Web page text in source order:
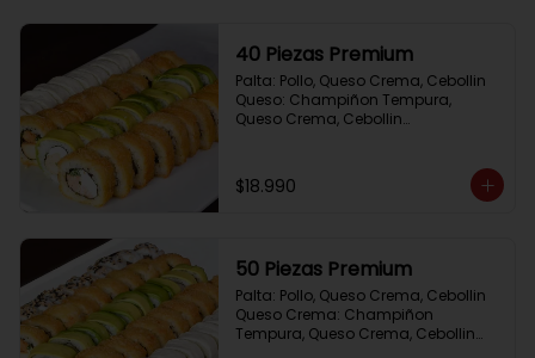
40 Piezas Premium
Palta: Pollo, Queso Crema, Cebollin
Queso: Champiñon Tempura,
Queso Crema, Cebollin
Cebollin
$18.990
50 Piezas Premium
Palta: Pollo, Queso Crema, Cebollin
Queso Crema: Champiñon
Tempura, Queso Crema, Cebollin